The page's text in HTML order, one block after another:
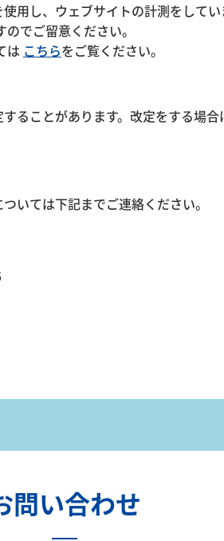
用し、ウェブサイトの計測をして
でご留意ください。
は こちらをご覧ください。
ることがあります。改定をする場
いては下記までご連絡ください。
問い合わせ